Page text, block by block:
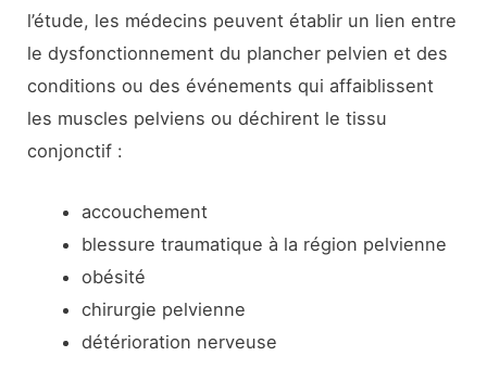
l’étude, les médecins peuvent établir un lien entre
le dysfonctionnement du plancher pelvien et des
conditions ou des événements qui affaiblissent
les muscles pelviens ou déchirent le tissu
conjonctif :
accouchement
blessure traumatique à la région pelvienne
obésité
chirurgie pelvienne
détérioration nerveuse